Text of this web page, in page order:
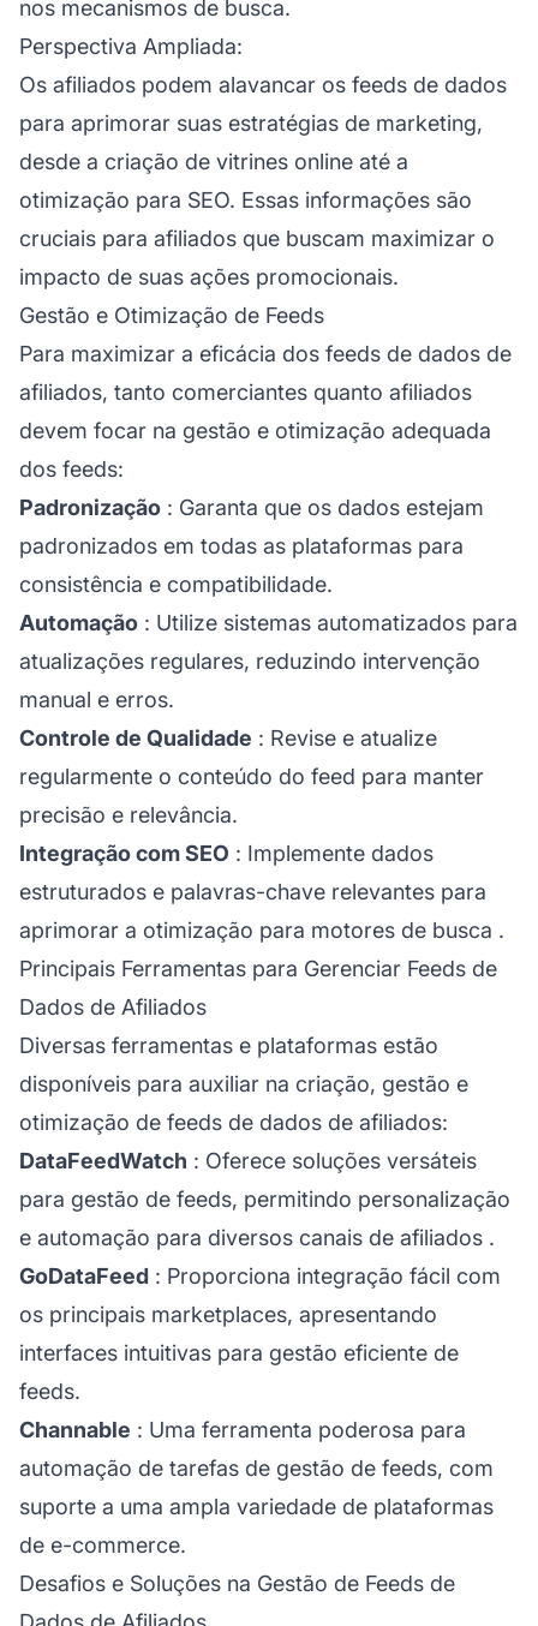
nos mecanismos de busca.
Perspectiva Ampliada:
Os afiliados podem alavancar os feeds de dados
para aprimorar suas estratégias de marketing,
desde a criação de vitrines online até a
otimização para SEO. Essas informações são
cruciais para afiliados que buscam maximizar o
impacto de suas ações promocionais.
Gestão e Otimização de Feeds
Para maximizar a eficácia dos feeds de dados de
afiliados, tanto comerciantes quanto afiliados
devem focar na gestão e otimização adequada
dos feeds:
Padronização : Garanta que os dados estejam
padronizados em todas as plataformas para
consistência e compatibilidade.
Automação : Utilize sistemas automatizados para
atualizações regulares, reduzindo intervenção
manual e erros.
Controle de Qualidade : Revise e atualize
regularmente o conteúdo do feed para manter
precisão e relevância.
Integração com SEO : Implemente dados
estruturados e palavras-chave relevantes para
aprimorar a otimização para motores de busca .
Principais Ferramentas para Gerenciar Feeds de
Dados de Afiliados
Diversas ferramentas e plataformas estão
disponíveis para auxiliar na criação, gestão e
otimização de feeds de dados de afiliados:
DataFeedWatch : Oferece soluções versáteis
para gestão de feeds, permitindo personalização
e automação para diversos canais de afiliados .
GoDataFeed : Proporciona integração fácil com
os principais marketplaces, apresentando
interfaces intuitivas para gestão eficiente de
feeds.
Channable : Uma ferramenta poderosa para
automação de tarefas de gestão de feeds, com
suporte a uma ampla variedade de plataformas
de e-commerce.
Desafios e Soluções na Gestão de Feeds de